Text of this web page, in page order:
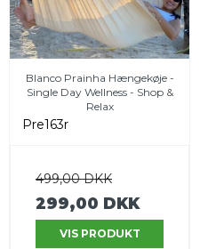
Blanco Prainha Hængekøje -
Single Day Wellness - Shop &
Relax
Pre163r
499,00 DKK
299,00 DKK
VIS PRODUKT